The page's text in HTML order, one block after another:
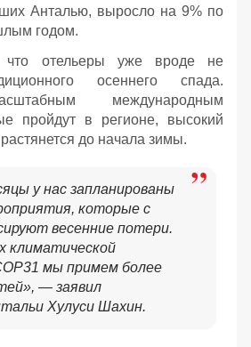
Анталью, выросло на 9% по
годом.
что отельеры уже вроде не
осеннего спада.
международным
пройдут в регионе, высокий
до начала зимы.
у нас запланированы
которые с
весенние потери.
климатической
мы примем более
— заявил
Хулуси Шахин.